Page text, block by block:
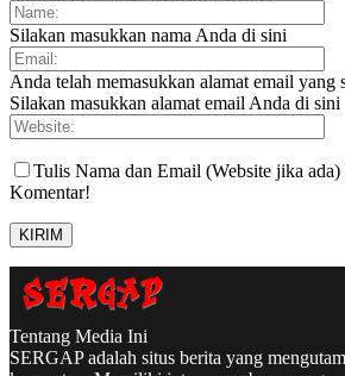
Silakan masukkan nama Anda di sini
Anda telah memasukkan alamat email yang
Silakan masukkan alamat email Anda di sini
Tulis Nama dan Email (Website jika
Komentar!
Tentang Media Ini
SERGAP adalah situs berita yang